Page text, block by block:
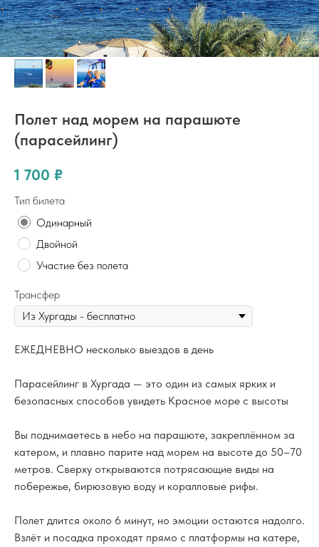
Полет над морем на парашюте
(парасейлинг)
1 700 ₽
Тип билета
Одинарный
Двойной
Участие без полета
Трансфер
ЕЖЕДНЕВНО несколько выездов в день
Парасейлинг в Хургада — это один из самых ярких и
безопасных способов увидеть Красное море с высоты
Вы поднимаетесь в небо на парашюте, закреплённом за
катером, и плавно парите над морем на высоте до 50–70
метров. Сверху открываются потрясающие виды на
побережье, бирюзовую воду и коралловые рифы.
Полет длится около 6 минут, но эмоции остаются надолго.
Взлёт и посадка проходят прямо с платформы на катере,